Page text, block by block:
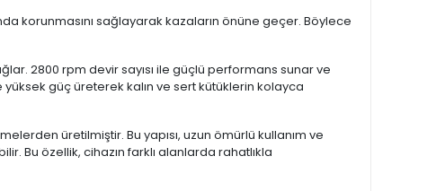
korunmasını sağlayarak kazaların önüne geçer. Böylece
2800 rpm devir sayısı ile güçlü performans sunar ve
güç üreterek kalın ve sert kütüklerin kolayca
üretilmiştir. Bu yapısı, uzun ömürlü kullanım ve
Bu özellik, cihazın farklı alanlarda rahatlıkla